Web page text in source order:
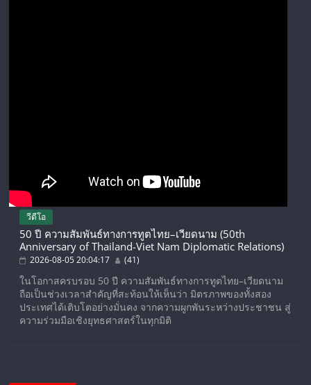
วีดีโอ
50 ปี ความสัมพันธ์ทางการทูตไทย–เวียดนาม (50th
Anniversary of Thailand-Viet Nam Diplomatic Relations)
2026-08-05 20:04:17 (41)
ในโอกาสครบรอบ 50 ปี ความสัมพันธ์ทางการทูตไทย–เวียดนาม
ถือเป็นช่วงเวลาสำคัญที่สะท้อนให้เห็นว่า มิตรภาพของทั้งสอง
ประเทศได้เติบโตอย่างมั่นคง จากความผูกพันระหว่างประชาชน สู่
ความร่วมมือเชิงยุทธศาสตร์ในทุกมิติ